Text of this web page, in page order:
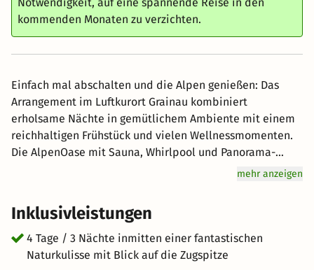
kommenden Monaten zu verzichten.
Einfach mal abschalten und die Alpen genießen: Das
Arrangement im Luftkurort Grainau kombiniert
erholsame Nächte in gemütlichem Ambiente mit einem
reichhaltigen Frühstück und vielen Wellnessmomenten.
Die AlpenOase mit Sauna, Whirlpool und Panorama-
Terrasse sorgt für pure Entspannung, das Natur-Outdoor-
Outdooraktivitäten in der direkten Umgebung laden zu
sportlicher Abwechslung ein und im Winter locken die
nahen Skigebiete mit bestens präparierten Pisten. Eine
perfekte Auszeit vom Alltag.
mehr anzeigen
Inklusivleistungen
4 Tage / 3 Nächte inmitten einer fantastischen
Naturkulisse mit Blick auf die Zugspitze